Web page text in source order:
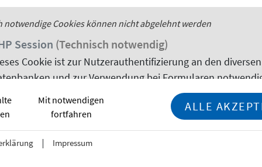
Stadtführung unter dem Titel „Das Herz
Gäste aus Deutschland und China erkundeten
mit fachlichem Austausch.
Futures: The 2025 Falling Walls
more than a competition; it was a vibrant gathering of
notwendigeCookieskönnen nicht abgelehnt werden
Session (Technisch notwendig)
Cookie ist zur Nutzerauthentifizierung an den diversen
und zur Verwendung bei Formularen
Informationen
Mit notwendigen
fortfahren
ALLE
Impressum